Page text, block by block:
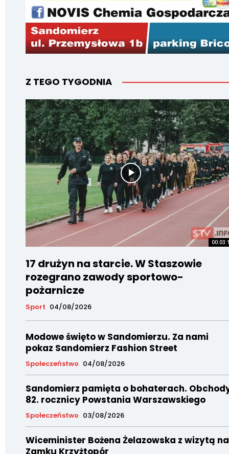
Z TEGO TYGODNIA
17 drużyn na starcie. W Staszowie
rozegrano zawody sportowo-
pożarnicze
Sport 04/08/2026
Modowe święto w Sandomierzu. Za nami
pokaz Sandomierz Fashion Street
Społeczeństwo 04/08/2026
Sandomierz pamięta o bohaterach.
82. rocznicy Powstania Warszawskiego
Społeczeństwo 03/08/2026
Wiceminister Bożena Żelazowska z wizytą na
Zamku Krzyżtopór